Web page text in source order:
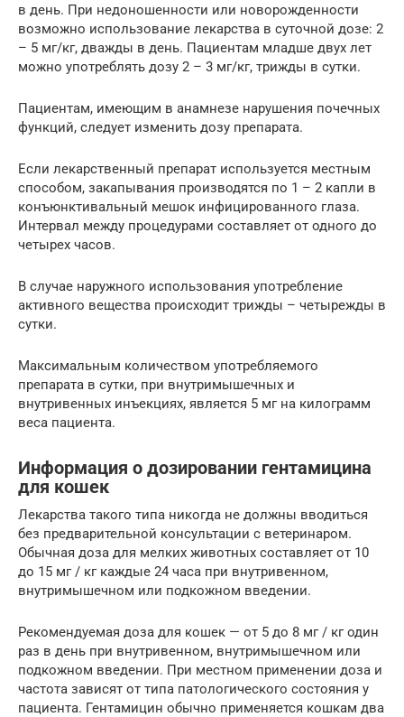
в день. При недоношенности или новорожденности
возможно использование лекарства в суточной дозе: 2
– 5 мг/кг, дважды в день. Пациентам младше двух лет
можно употреблять дозу 2 – 3 мг/кг, трижды в сутки.
Пациентам, имеющим в анамнезе нарушения почечных
функций, следует изменить дозу препарата.
Если лекарственный препарат используется местным
способом, закапывания производятся по 1 – 2 капли в
конъюнктивальный мешок инфицированного глаза.
Интервал между процедурами составляет от одного до
четырех часов.
В случае наружного использования употребление
активного вещества происходит трижды – четырежды в
сутки.
Максимальным количеством употребляемого
препарата в сутки, при внутримышечных и
внутривенных инъекциях, является 5 мг на килограмм
веса пациента.
Информация о дозировании гентамицина
для кошек
Лекарства такого типа никогда не должны вводиться
без предварительной консультации с ветеринаром.
Обычная доза для мелких животных составляет от 10
до 15 мг / кг каждые 24 часа при внутривенном,
внутримышечном или подкожном введении.
Рекомендуемая доза для кошек — от 5 до 8 мг / кг один
раз в день при внутривенном, внутримышечном или
подкожном введении. При местном применении доза и
частота зависят от типа патологического состояния у
пациента. Гентамицин обычно применяется кошкам два